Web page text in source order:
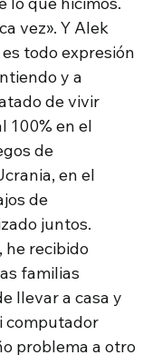
vez». Y Alek
todo expresión
y a
de vivir
100% en el
de
en el
de
juntos.
he recibido
familias
llevar a casa y
computador
problema a otro